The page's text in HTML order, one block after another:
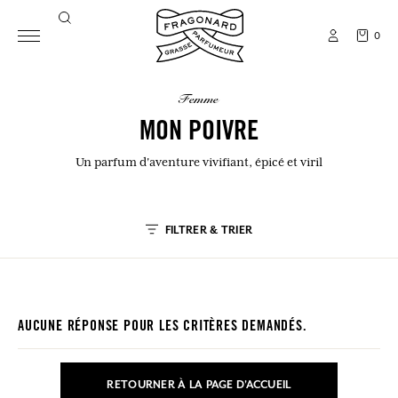
0
femme
MON POIVRE
Un parfum d'aventure vivifiant, épicé et viril
FILTRER & TRIER
AUCUNE RÉPONSE POUR LES CRITÈRES DEMANDÉS.
RETOURNER À LA PAGE D'ACCUEIL